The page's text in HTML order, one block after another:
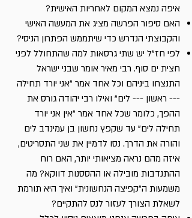
איפה נמצא המקום לאחריות האישית?
האם סיפור הפרשה מציג את המעשה האישי
והקבוצתי הנדרש כדי שיתממש הפתרון הניסי?
לפי חז"ל יש שתי גרסאות למה שהתחולל לפני
חצית ים סוף. רבי מאיר אומר שבני ישראל
התנצחו ביניהם וכל אחד אמר "אני יורד תחילה
--- ראשון --- לים" ואילו רבי יהודה גורס את
ההפך, כלומר שכל אחד אמר "אין אני יורד
תחילה לים" עד שקפץ נחשון בן עמינדב לים
והורה את הדרך. נסו לדמיין את שני התסריטים,
איזה מהם נראה מציאותי יותר, האם רוח
ההתנדבות מובילה או ההססנות דווקא? מה
משמעות ה"קפיצה הנחשונית" ואיך היא תורמת
לשאלת הצורך לעזור לנס להתקיים?